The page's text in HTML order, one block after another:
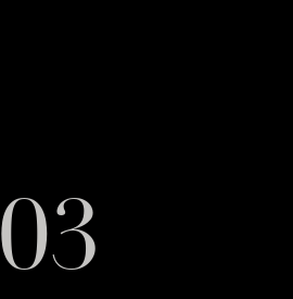
03